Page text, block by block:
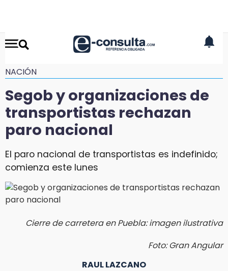
NACIÓN
Segob y organizaciones de
transportistas rechazan
paro nacional
El paro nacional de transportistas es indefinido;
comienza este lunes
Cierre de carretera en Puebla: imagen ilustrativa
Foto: Gran Angular
RAUL LAZCANO